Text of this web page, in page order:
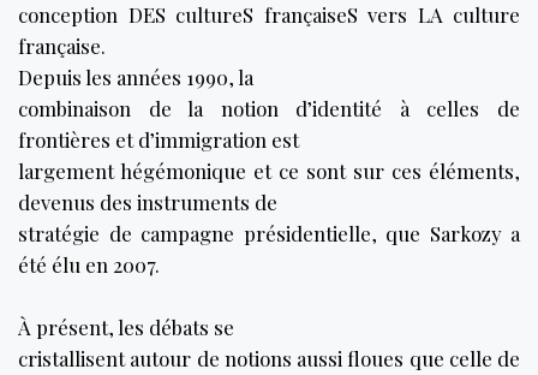
conception DES cultureS françaiseS vers LA culture
française.
Depuis les années 1990, la
combinaison de la notion d’identité à celles de
frontières et d’immigration est
largement hégémonique et ce sont sur ces éléments,
devenus des instruments de
stratégie de campagne présidentielle, que Sarkozy a
été élu en 2007.
À présent, les débats se
cristallisent autour de notions aussi floues que celle de